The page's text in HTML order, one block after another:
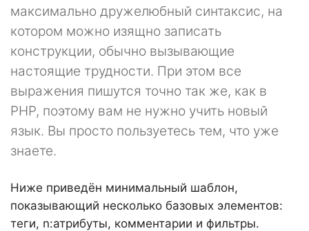
максимально дружелюбный синтаксис, на
котором можно изящно записать
конструкции, обычно вызывающие
настоящие трудности. При этом все
выражения пишутся точно так же, как в
PHP, поэтому вам не нужно учить новый
язык. Вы просто пользуетесь тем, что уже
знаете.
Ниже приведён минимальный шаблон,
показывающий несколько базовых элементов:
теги, n:атрибуты, комментарии и фильтры.